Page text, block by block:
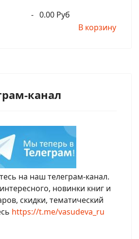
- 0.00 Руб
В корзину
канал
на наш телеграм-канал.
новинки книг и
скидки, тематический
https://t.me/vasudeva_ru